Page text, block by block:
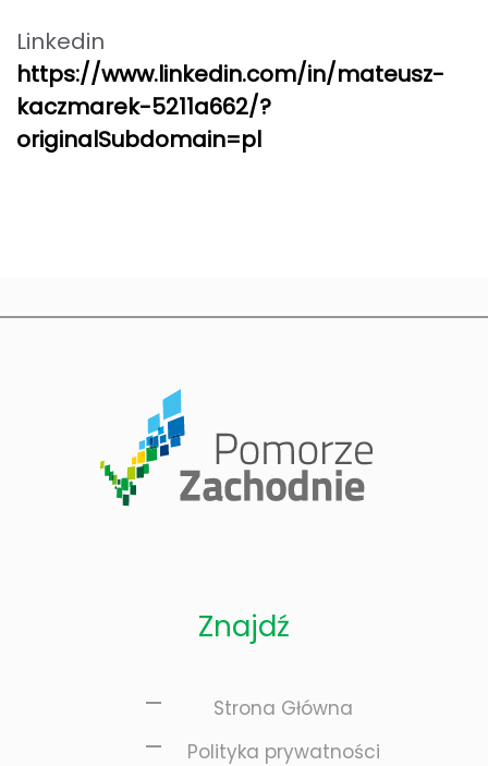
„Innowator Pomorza
Linkedin
https://www.linkedin.com/in/mateusz-
kaczmarek-5211a662/?
originalSubdomain=pl
Znajdź
Strona Główna
Polityka prywatności